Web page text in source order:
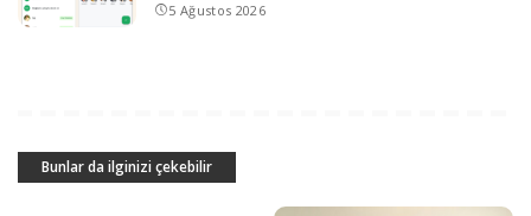
5 Ağustos 2026
Bunlar da ilginizi çekebilir